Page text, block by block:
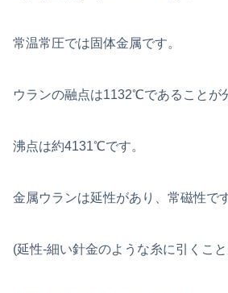
常温常圧では固体金属です。
ウランの融点は1132℃であることが
沸点は約4131℃です。
金属ウランは延性があり、常磁性です
(延性-細い針金のような糸に引くこと